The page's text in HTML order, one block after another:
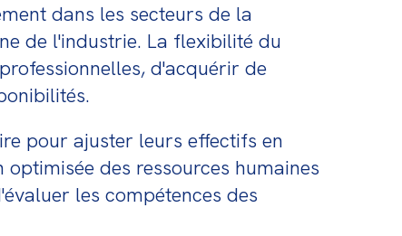
dans les secteurs de la
de l'industrie. La flexibilité du
d'acquérir de
pour ajuster leurs effectifs en
des ressources humaines
les compétences des